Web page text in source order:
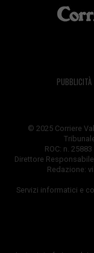
PUBBLICITÀ
© 2025 Corriere
ROC: n.
Direttore
Redazione:
Servizi informatici e